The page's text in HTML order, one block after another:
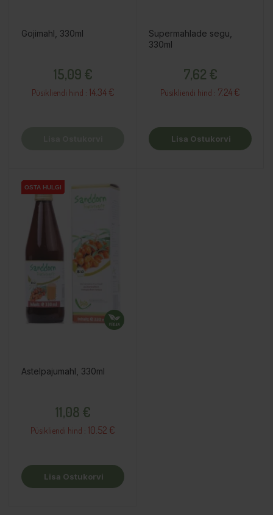
Gojimahl, 330ml
15,09 €
Püsikliendi hind : 14.34 €
Supermahlade segu,
330ml
7,62 €
Püsikliendi hind : 7.24 €
Lisa Ostukorvi
OSTA HULGI
OSTA HULGI
OSTA HULGI
Astelpajumahl, 330ml
11,08 €
Püsikliendi hind : 10.52 €
Lisa Ostukorvi